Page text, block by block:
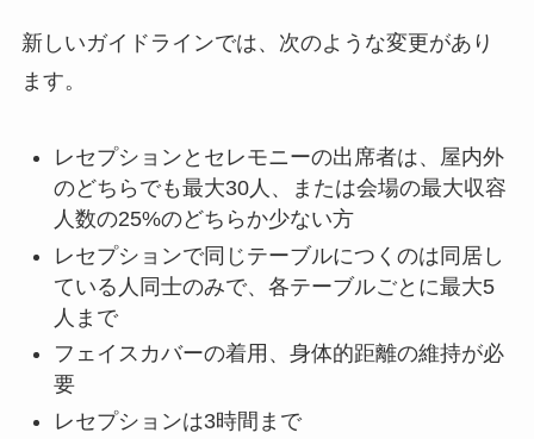
新しいガイドラインでは、次のような変更があり
ます。
レセプションとセレモニーの出席者は、屋内外
のどちらでも最大30人、または会場の最大収容
人数の25%のどちらか少ない方
レセプションで同じテーブルにつくのは同居し
ている人同士のみで、各テーブルごとに最大5
人まで
フェイスカバーの着用、身体的距離の維持が必
要
レセプションは3時間まで